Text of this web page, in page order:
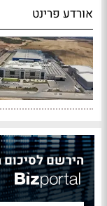
אורדע פרינט
הירשם לסיכום